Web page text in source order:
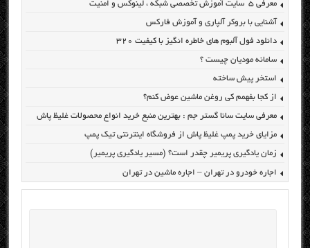
معرفی ۵ سایت آموزش تخصصی شبکه ، لینوکس و امنیت
آشنایی با بروکر آلپاری و آموزش فارکس
دانلود فول آلبوم های خاطره انگیز با کیفیت ۳۲۰
سامانه مودیان چیست ؟
استخر پیش ساخته
از کجا بفهمم کی روغن ماشین عوض کنم؟
معرفی سایت سانا گستر جم : بهترین منبع خرید انواع محصولات غلیظ پاش
مزایای خرید پمپ غلیظ پاش از فروشگاه اینترنتی تیک پمپ
زمان یادگیری پریمیر چقدر است؟ (مسیر یادگیری پریمیر)
اجاره خودرو در تهران – اجاره ماشین در تهران